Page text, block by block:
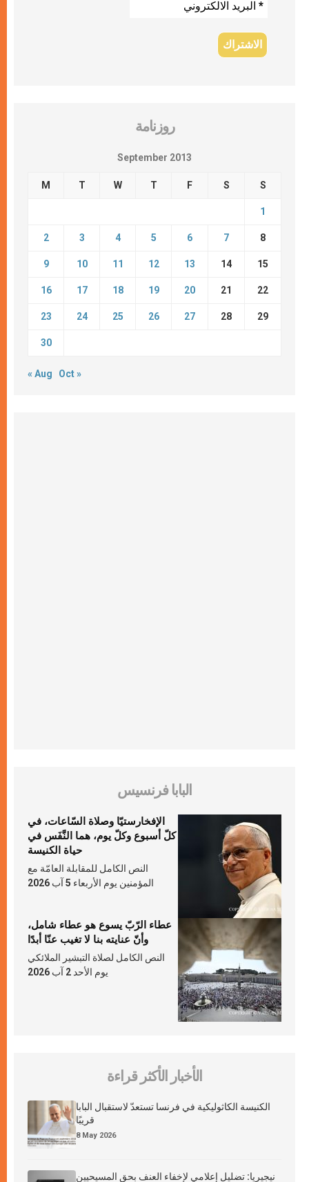
روزنامة
September 2013
M T W T F S S
1
2 3 4 5 6 7 8
9 10 11 12 13 14 15
16 17 18 19 20 21 22
23 24 25 26 27 28 29
30
« Aug Oct »
البابا فرنسيس
الإفخارستيّا وصلاة السّاعات، في
كلّ أسبوع وكلّ يوم، هما النَّفَس في
حياة الكنيسة
النص الكامل للمقابلة العامّة مع
المؤمنين يوم الأربعاء 5 آب 2026
عطاء الرّبّ يسوع هو عطاء شامل،
وأنّ عنايته بنا لا تغيب عنّا أبدًا
النص الكامل لصلاة التبشير الملائكي
يوم الأحد 2 آب 2026
الأخبار الأكثر قراءة
الكنيسة الكاثوليكية في فرنسا تستعدّ لاستقبال البابا
قريبًا
8 May 2026
نيجيريا: تضليل إعلامي لإخفاء العنف بحق المسيحيين